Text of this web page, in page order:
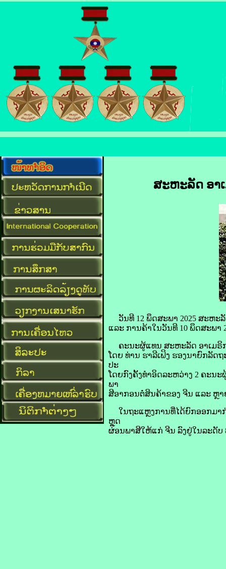
ສະຫະລັດ​ ອາ​
ວັນ​ທີ 12 ພຶດສະພາ 2025 ສະຫະ
ແລະ ການ​ຄ້າ​ໃນ​ວັນ​ທີ 10 ພຶດສະພາ
ຄະນະ​ຜູ້​ແທນ ສະຫະລັດ ​ອາ​ເມ​ຣິ​ກ
ໂດຍ ທ່ານ ຮາ​ລີ​ເຟິງ ຮອງ​ນາຍົກລັ
ປະ​
ໂດຍ​ກົງ​ຄັ້ງ​ທຳ​ອິດ​ລະຫວ່າງ 2 ຄະນ
ພາ
ສີ​ອາກອນ​ຕໍ່​ສິນຄ້າ​ຂອງ ຈີນ ແລະ ຫຼາ
ໃນ​ຖະແຫຼງການ​ທີ່​ໄດ້​ຍົກ​ອອກ​ມາ​ກ່
ຫຼຸດ
ຜ່ອນ​ພາສີ​ໃຫ້​ແກ່ ຈີນ ລົງ​ຢູ່ໃນລະດັບ